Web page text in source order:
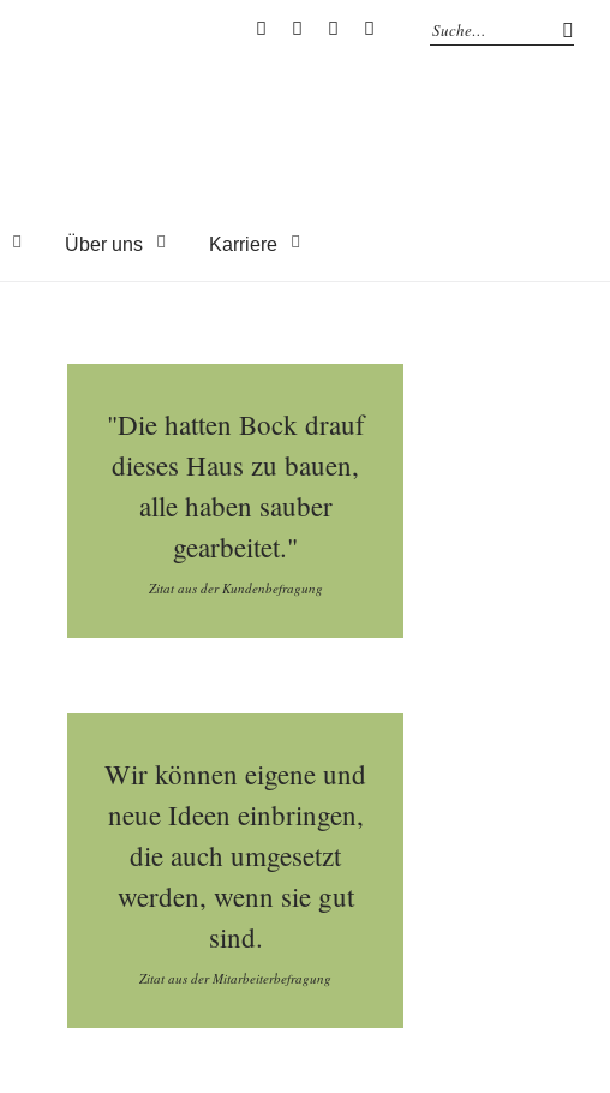
Über uns Karriere
"Die hatten Bock drauf
dieses Haus zu bauen,
alle haben sauber
gearbeitet."
Zitat aus der Kundenbefragung
Wir können eigene und
neue Ideen einbringen,
die auch umgesetzt
werden, wenn sie gut
sind.
Zitat aus der Mitarbeiterbefragung